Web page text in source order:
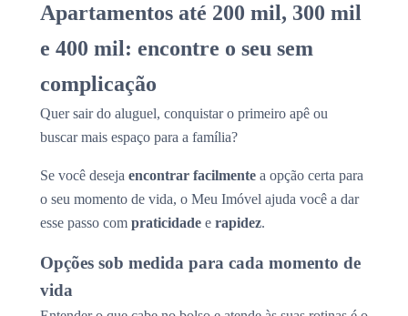
Apartamentos até 200 mil, 300 mil
e 400 mil: encontre o seu sem
complicação
Quer sair do aluguel, conquistar o primeiro apê ou
buscar mais espaço para a família?
Se você deseja encontrar facilmente a opção certa para
o seu momento de vida, o Meu Imóvel ajuda você a dar
esse passo com praticidade e rapidez.
Opções sob medida para cada momento de
vida